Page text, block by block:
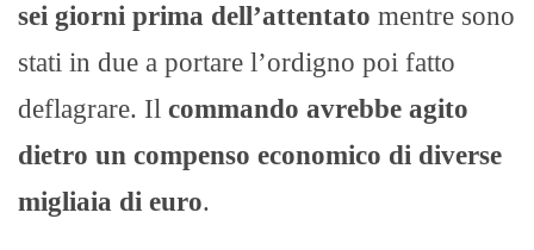
sei giorni prima dell’attentato mentre sono
stati in due a portare l’ordigno poi fatto
deflagrare. Il commando avrebbe agito
dietro un compenso economico di diverse
migliaia di euro.